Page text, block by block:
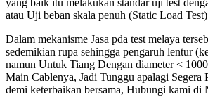
yang baik itu melakukan standar uji test
atau Uji beban skala penuh (Static Load
Dalam mekanisme Jasa pda test melaya
sedemikian rupa sehingga pengaruh lentur
namun Untuk Tiang Dengan diameter <
Main Cablenya, Jadi Tunggu apalagi Segera
demi keterbaikan bersama, Hubungi kami di